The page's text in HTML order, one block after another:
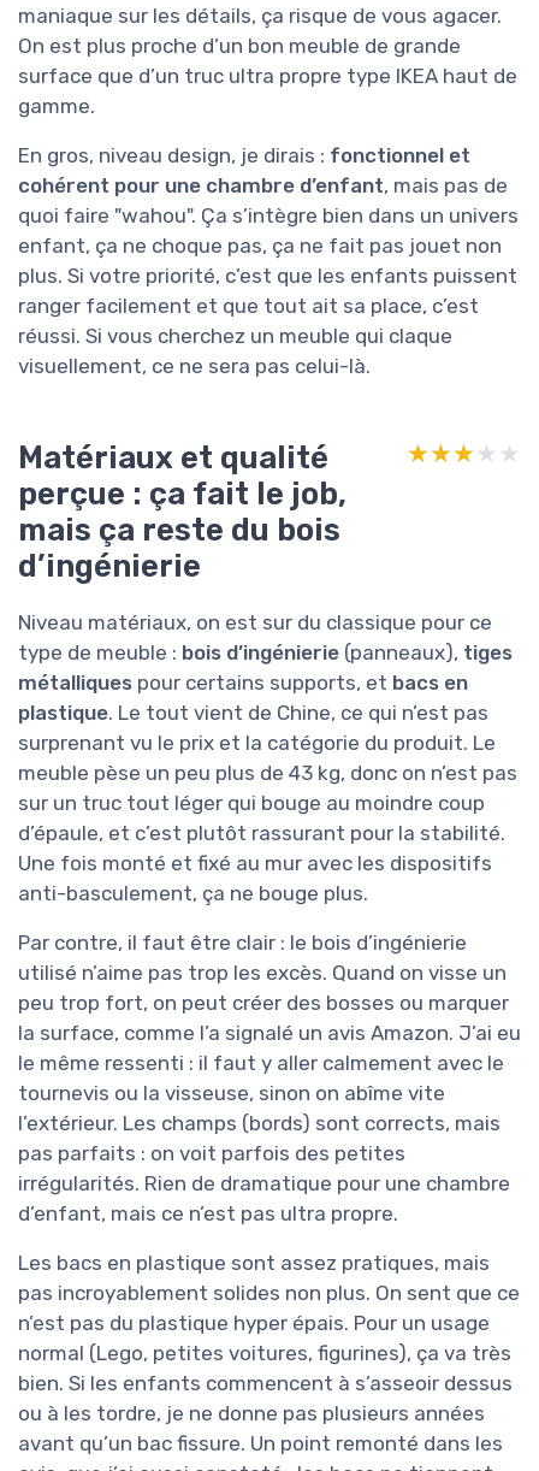
maniaque sur les détails, ça risque de vous agacer.
On est plus proche d’un bon meuble de grande
surface que d’un truc ultra propre type IKEA haut de
gamme.
En gros, niveau design, je dirais : fonctionnel et
cohérent pour une chambre d’enfant, mais pas de
quoi faire "wahou". Ça s’intègre bien dans un univers
enfant, ça ne choque pas, ça ne fait pas jouet non
plus. Si votre priorité, c’est que les enfants puissent
ranger facilement et que tout ait sa place, c’est
réussi. Si vous cherchez un meuble qui claque
visuellement, ce ne sera pas celui-là.
Matériaux et qualité
perçue : ça fait le job,
mais ça reste du bois
d’ingénierie
★★★★★
★★★★★
Niveau matériaux, on est sur du classique pour ce
type de meuble : bois d’ingénierie (panneaux), tiges
métalliques pour certains supports, et bacs en
plastique. Le tout vient de Chine, ce qui n’est pas
surprenant vu le prix et la catégorie du produit. Le
meuble pèse un peu plus de 43 kg, donc on n’est pas
sur un truc tout léger qui bouge au moindre coup
d’épaule, et c’est plutôt rassurant pour la stabilité.
Une fois monté et fixé au mur avec les dispositifs
anti-basculement, ça ne bouge plus.
Par contre, il faut être clair : le bois d’ingénierie
utilisé n’aime pas trop les excès. Quand on visse un
peu trop fort, on peut créer des bosses ou marquer
la surface, comme l’a signalé un avis Amazon. J’ai eu
le même ressenti : il faut y aller calmement avec le
tournevis ou la visseuse, sinon on abîme vite
l’extérieur. Les champs (bords) sont corrects, mais
pas parfaits : on voit parfois des petites
irrégularités. Rien de dramatique pour une chambre
d’enfant, mais ce n’est pas ultra propre.
Les bacs en plastique sont assez pratiques, mais
pas incroyablement solides non plus. On sent que ce
n’est pas du plastique hyper épais. Pour un usage
normal (Lego, petites voitures, figurines), ça va très
bien. Si les enfants commencent à s’asseoir dessus
ou à les tordre, je ne donne pas plusieurs années
avant qu’un bac fissure. Un point remonté dans les